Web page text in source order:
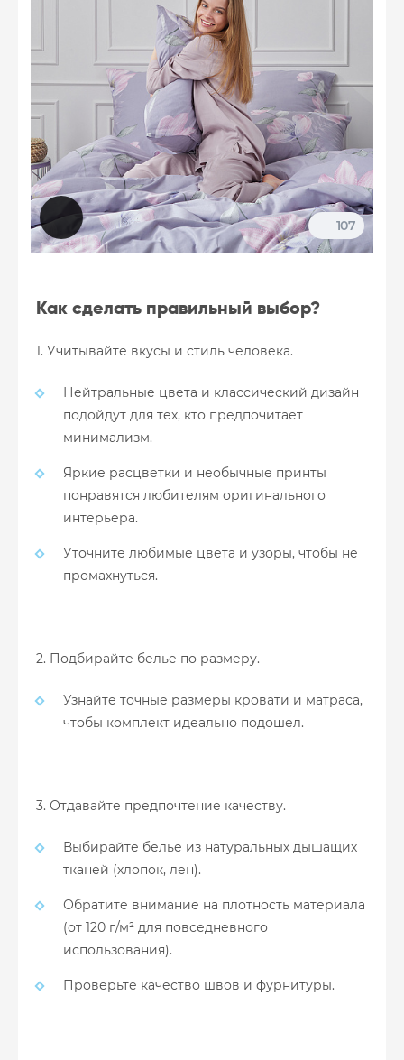
107
Как сделать правильный выбор?
1. Учитывайте вкусы и стиль человека.
Нейтральные цвета и классический дизайн
подойдут для тех, кто предпочитает
минимализм.
Яркие расцветки и необычные принты
понравятся любителям оригинального
интерьера.
Уточните любимые цвета и узоры, чтобы не
промахнуться.
2. Подбирайте белье по размеру.
Узнайте точные размеры кровати и матраса,
чтобы комплект идеально подошел.
3. Отдавайте предпочтение качеству.
Выбирайте белье из натуральных дышащих
тканей (хлопок, лен).
Обратите внимание на плотность материала
(от 120 г/м² для повседневного
использования).
Проверьте качество швов и фурнитуры.